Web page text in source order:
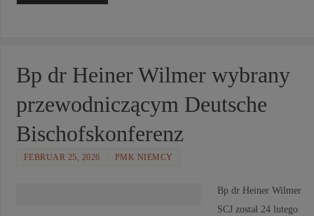
Bp dr Heiner Wilmer wybrany
przewodniczącym Deutsche
Bischofskonferenz
FEBRUAR 25, 2026 PMK NIEMCY
Bp dr Heiner Wilmer
SCJ został 24 lutego